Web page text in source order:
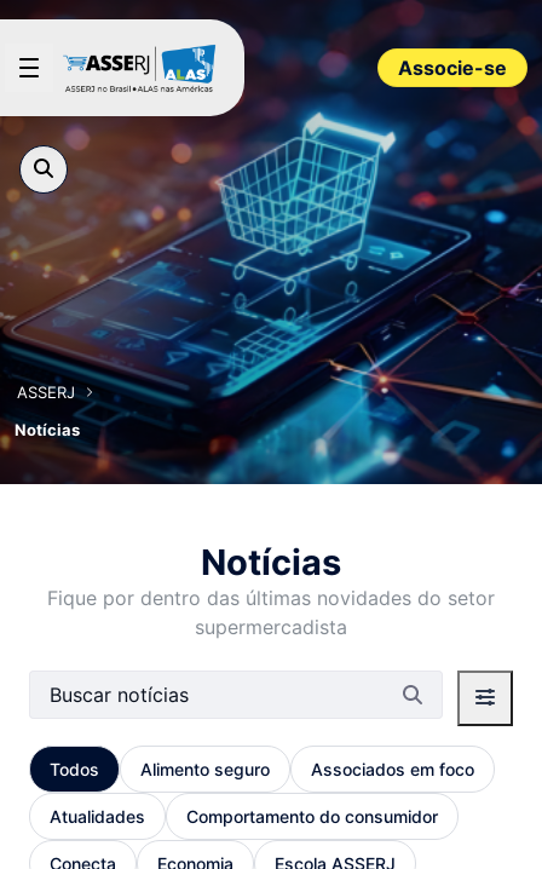
Pular para o Conteúdo principal
Associe-se
ASSERJ
Notícias
Notícias
Fique por dentro das últimas novidades do setor
supermercadista
Barra de busca
Todos Alimento seguro Associados em foco
Atualidades Comportamento do consumidor
Conecta Economia Escola ASSERJ